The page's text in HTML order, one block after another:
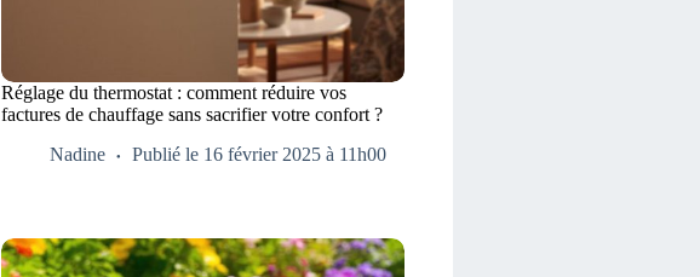
Réglage du thermostat : comment réduire vos
factures de chauffage sans sacrifier votre confort ?
Nadine
Publié le 16 février 2025 à 11h00